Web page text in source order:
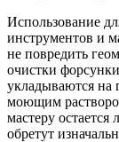
Использование
инструментов и
не повредить
очистки
укладываются на
моющим
мастеру остается
обретут